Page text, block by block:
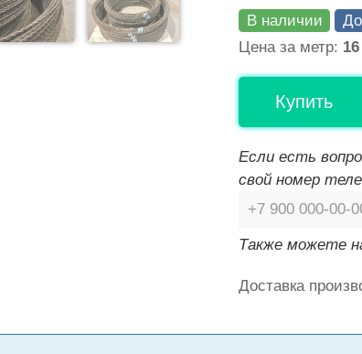
В наличии
Цена за метр:
Купить
Если есть
свой номер
Также можете
Доставка